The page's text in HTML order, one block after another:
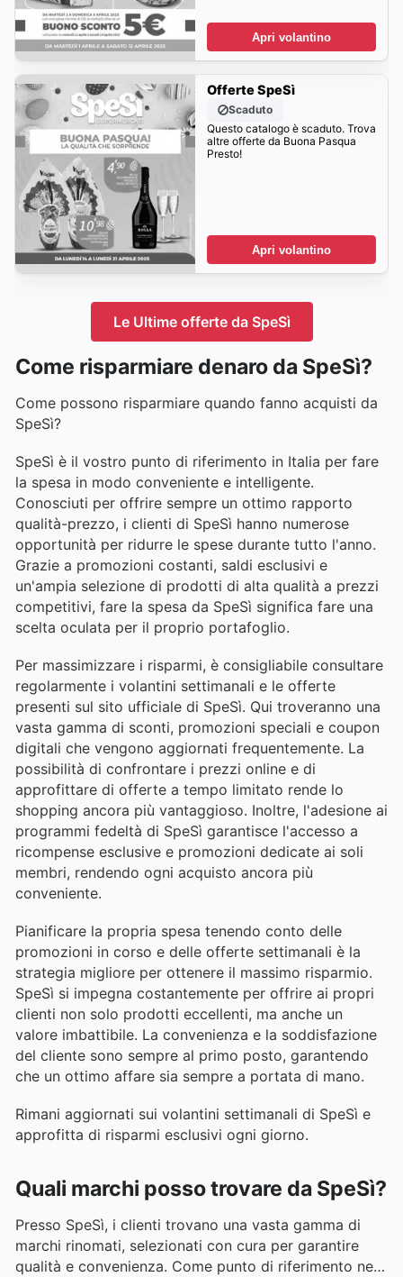
Apri volantino
Offerte SpeSì
Scaduto
Questo catalogo è scaduto. Trova
altre offerte da Buona Pasqua
Presto!
Apri volantino
Le Ultime offerte da SpeSì
Come risparmiare denaro da SpeSì?
Come possono risparmiare quando fanno acquisti da
SpeSì?
SpeSì è il vostro punto di riferimento in Italia per fare
la spesa in modo conveniente e intelligente.
Conosciuti per offrire sempre un ottimo rapporto
qualità-prezzo, i clienti di SpeSì hanno numerose
opportunità per ridurre le spese durante tutto l'anno.
Grazie a promozioni costanti, saldi esclusivi e
un'ampia selezione di prodotti di alta qualità a prezzi
competitivi, fare la spesa da SpeSì significa fare una
scelta oculata per il proprio portafoglio.
Per massimizzare i risparmi, è consigliabile consultare
regolarmente i volantini settimanali e le offerte
presenti sul sito ufficiale di SpeSì. Qui troveranno una
vasta gamma di sconti, promozioni speciali e coupon
digitali che vengono aggiornati frequentemente. La
possibilità di confrontare i prezzi online e di
approfittare di offerte a tempo limitato rende lo
shopping ancora più vantaggioso. Inoltre, l'adesione ai
programmi fedeltà di SpeSì garantisce l'accesso a
ricompense esclusive e promozioni dedicate ai soli
membri, rendendo ogni acquisto ancora più
conveniente.
Pianificare la propria spesa tenendo conto delle
promozioni in corso e delle offerte settimanali è la
strategia migliore per ottenere il massimo risparmio.
SpeSì si impegna costantemente per offrire ai propri
clienti non solo prodotti eccellenti, ma anche un
valore imbattibile. La convenienza e la soddisfazione
del cliente sono sempre al primo posto, garantendo
che un ottimo affare sia sempre a portata di mano.
Rimani aggiornati sui volantini settimanali di SpeSì e
approfitta di risparmi esclusivi ogni giorno.
Quali marchi posso trovare da SpeSì?
Presso SpeSì, i clienti trovano una vasta gamma di
marchi rinomati, selezionati con cura per garantire
qualità e convenienza. Come punto di riferimento nel